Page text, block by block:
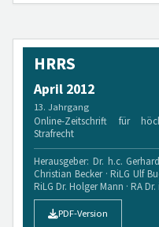
HRRS
April 2012
13. Jahrgang
Online-Zeitschrift für
Strafrecht
Herausgeber: Dr. h.c.
Christian Becker · RiLG Ulf
RiLG Dr. Holger Mann · RA
PDF-Version